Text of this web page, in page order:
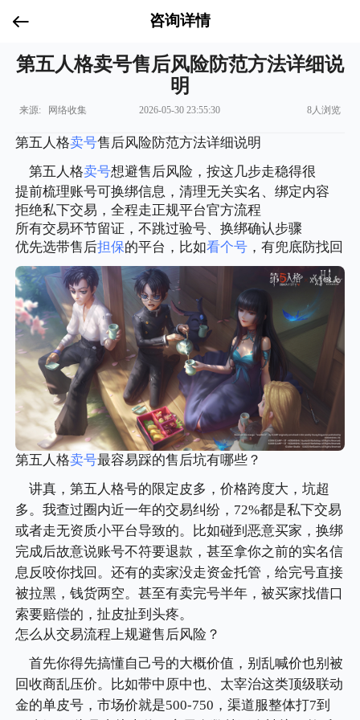
咨询详情
第五人格卖号售后风险防范方法详细说
明
来源: 网络收集 2026-05-30 23:55:30 8人浏览
第五人格卖号售后风险防范方法详细说明
第五人格卖号想避售后风险，按这几步走稳得很
提前梳理账号可换绑信息，清理无关实名、绑定内容
拒绝私下交易，全程走正规平台官方流程
所有交易环节留证，不跳过验号、换绑确认步骤
优先选带售后担保的平台，比如看个号 ，有兜底防找回
第五人格卖号最容易踩的售后坑有哪些？
讲真，第五人格号的限定皮多，价格跨度大，坑超
多。我查过圈内近一年的交易纠纷，72%都是私下交易
或者走无资质小平台导致的。比如碰到恶意买家，换绑
完成后故意说账号不符要退款，甚至拿你之前的实名信
息反咬你找回。还有的卖家没走资金托管，给完号直接
被拉黑，钱货两空。甚至有卖完号半年，被买家找借口
索要赔偿的，扯皮扯到头疼。
怎么从交易流程上规避售后风险？
首先你得先搞懂自己号的大概价值，别乱喊价也别被
回收商乱压价。比如带中原中也、太宰治这类顶级联动
金的单皮号，市场价就是500-750，渠道服整体打7到